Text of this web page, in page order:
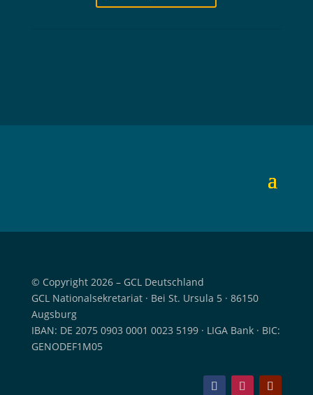
© Copyright 2026 – GCL Deutschland
GCL Nationalsekretariat · Bei St. Ursula 5 · 86150
Augsburg
IBAN: DE 2075 0903 0001 0023 5199 · LIGA Bank · BIC:
GENODEF1M05